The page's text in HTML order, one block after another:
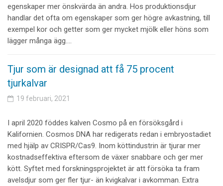
egenskaper mer önskvärda än andra. Hos produktionsdjur
handlar det ofta om egenskaper som ger högre avkastning, till
exempel kor och getter som ger mycket mjölk eller höns som
lägger många ägg.…
Tjur som är designad att få 75 procent
tjurkalvar
19 februari, 2021
I april 2020 föddes kalven Cosmo på en försöksgård i
Kalifornien. Cosmos DNA har redigerats redan i embryostadiet
med hjälp av CRISPR/Cas9. Inom köttindustrin är tjurar mer
kostnadseffektiva eftersom de växer snabbare och ger mer
kött. Syftet med forskningsprojektet är att försöka ta fram
avelsdjur som ger fler tjur- än kvigkalvar i avkomman. Extra